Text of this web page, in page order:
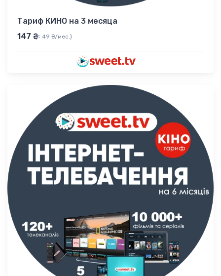
Тариф КИНО на 3 месяца
147 ₴
(≈ 49 ₴/мес.)